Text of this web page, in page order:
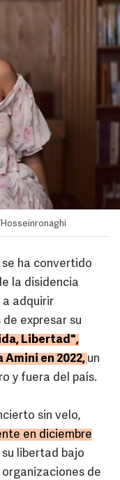
se ha convertido
la disidencia
a adquirir
expresar su
Libertad",
en 2022, un
y fuera del país.
sin velo,
en diciembre
libertad bajo
de